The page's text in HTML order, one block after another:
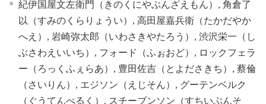
紀伊国屋文左衛門（きのくにやぶんざえもん）, 角倉了
以（すみのくらりょうい）, 高田屋嘉兵衛（たかだやか
へえ）, 岩崎弥太郎（いわさきやたろう）, 渋沢栄一（し
ぶさわえいいち）, フォード（ふぉおど）, ロックフェラ
ー（ろっくふぇらあ）, 豊田佐吉（とよださきち）, 蔡倫
（さいりん）, エジソン（えじそん）, グーテンベルク
（ぐうてんべるく）, スチーブンソン（すちいぶんそ